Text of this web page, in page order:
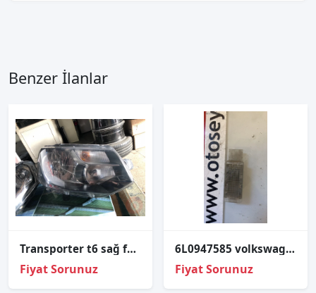
Benzer İlanlar
Transporter t6 sağ far çıkma orjinal
Fiyat Sorunuz
6L0947585 volkswagen caddy 2008 iç aydınlatma lambası
Fiyat Sorunuz